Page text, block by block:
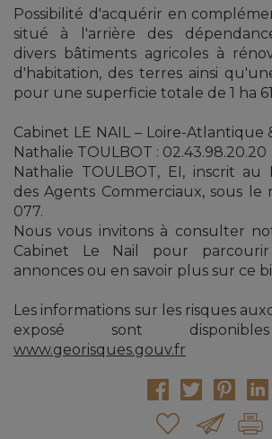
Possibilité d'acquérir en
situé à l'arrière des
divers bâtiments agricoles à
d'habitation, des terres ainsi
pour une superficie totale de 1 ha
Cabinet LE NAIL – Loire-Atlantique
Nathalie TOULBOT : 02.43.98.20.20
Nathalie TOULBOT, EI, inscrit au
des Agents Commerciaux, sous le
077.
Nous vous invitons à consulter
Cabinet Le Nail pour
annonces ou en savoir plus sur ce
Les informations sur les risques
exposé sont
www.georisques.gouv.fr